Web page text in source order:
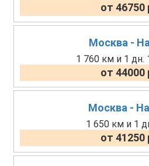
от 46750
Москва -
1 760 км и 1 дн.
от 44000
Москва -
1 650 км и 1
от 41250